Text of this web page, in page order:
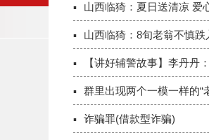
山西临猗：夏日送清凉 爱
山西临猗：8旬老翁不慎
【讲好辅警故事】李丹丹
群里出现两个一模一样的
诈骗罪(借款型诈骗)